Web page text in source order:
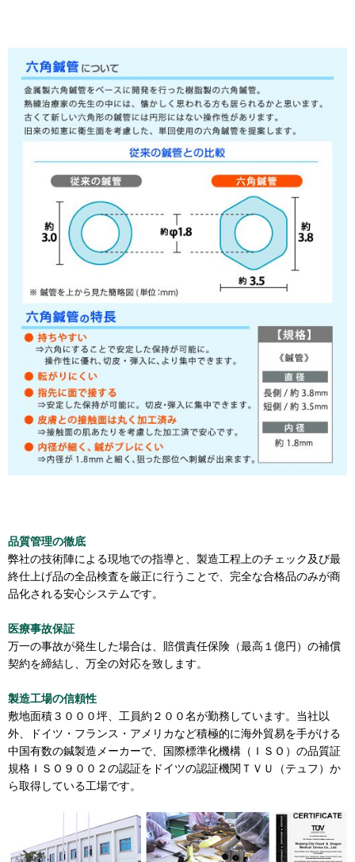
品質管理の徹底
弊社の技術陣による現地での指導と、製造工程上のチェック及び最
終仕上げ品の全品検査を厳正に行うことで、完全な合格品のみが商
品化される安心システムです。
医療事故保証
万一の事故が発生した場合は、賠償責任保険（最高１億円）の補償
契約を締結し、万全の対応を致します。
製造工場の信頼性
敷地面積３０００坪、工員約２００名が勤務しています。当社以
外、ドイツ・フランス・アメリカなど積極的に海外貿易を手がける
中国有数の鍼製造メーカーで、国際標準化機構（ＩＳＯ）の品質証
規格ＩＳＯ９００２の認証をドイツの認証機関ＴＶＵ（テュフ）か
ら取得している工場です。